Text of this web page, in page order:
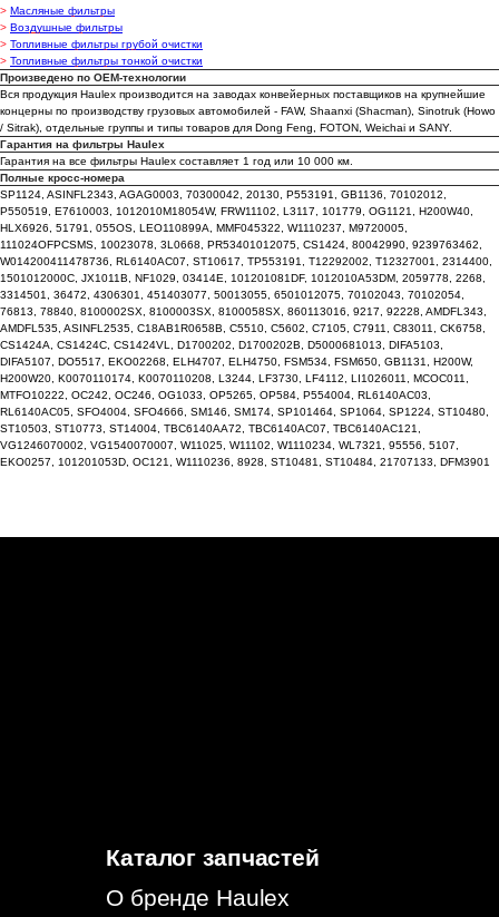
> Масляные фильтры
> Воздушные фильтры
> Топливные фильтры грубой очистки
> Топливные фильтры тонкой очистки
Произведено по OEM-технологии
Вся продукция Haulex производится на заводах конвейерных поставщиков на крупнейшие
концерны по производству грузовых автомобилей - FAW, Shaanxi (Shacman), Sinotruk (Howo
/ Sitrak), отдельные группы и типы товаров для Dong Feng, FOTON, Weichai и SANY.
Гарантия на фильтры Haulex
Гарантия на все фильтры Haulex составляет 1 год или 10 000 км.
Полные кросс-номера
SP1124, ASINFL2343, AGAG0003, 70300042, 20130, P553191, GB1136, 70102012,
P550519, E7610003, 1012010M18054W, FRW11102, L3117, 101779, OG1121, H200W40,
HLX6926, 51791, 055OS, LEO110899A, MMF045322, W1110237, M9720005,
111024OFPCSMS, 10023078, 3L0668, PR53401012075, CS1424, 80042990, 9239763462,
W014200411478736, RL6140AC07, ST10617, TP553191, T12292002, T12327001, 2314400,
1501012000C, JX1011B, NF1029, 03414E, 101201081DF, 1012010A53DM, 2059778, 2268,
3314501, 36472, 4306301, 451403077, 50013055, 6501012075, 70102043, 70102054,
76813, 78840, 8100002SX, 8100003SX, 8100058SX, 860113016, 9217, 92228, AMDFL343,
AMDFL535, ASINFL2535, C18AB1R0658B, C5510, C5602, C7105, C7911, C83011, CK6758,
CS1424A, CS1424C, CS1424VL, D1700202, D1700202B, D5000681013, DIFA5103,
DIFA5107, DO5517, EKO02268, ELH4707, ELH4750, FSM534, FSM650, GB1131, H200W,
H200W20, K0070110174, K0070110208, L3244, LF3730, LF4112, LI1026011, MCOC011,
MTFO10222, OC242, OC246, OG1033, OP5265, OP584, P554004, RL6140AC03,
RL6140AC05, SFO4004, SFO4666, SM146, SM174, SP101464, SP1064, SP1224, ST10480,
ST10503, ST10773, ST14004, TBC6140AA72, TBC6140AC07, TBC6140AC121,
VG1246070002, VG1540070007, W11025, W11102, W1110234, WL7321, 95556, 5107,
EKO0257, 101201053D, OC121, W1110236, 8928, ST10481, ST10484, 21707133, DFM3901
Дилеры и партнеры
О бренде Haulex
Стать дилером
Бонусная программа
Гарантия
Каталог запчастей
Согласие на обработку
персональных данных
Политика конфиденциальности